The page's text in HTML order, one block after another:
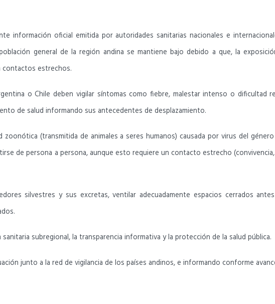
información oficial emitida por autoridades sanitarias nacionales e
general de la región andina se mantiene bajo debido a que, la
contactos estrechos.
o Chile deben vigilar síntomas como fiebre, malestar intenso o dificultad
de salud informando sus antecedentes de desplazamiento.
(transmitida de animales a seres humanos) causada por virus del
de persona a persona, aunque esto requiere un contacto estrecho
silvestres y sus excretas, ventilar adecuadamente espacios cerrados
subregional, la transparencia informativa y la protección de la salud pública.
junto a la red de vigilancia de los países andinos, e informando conforme